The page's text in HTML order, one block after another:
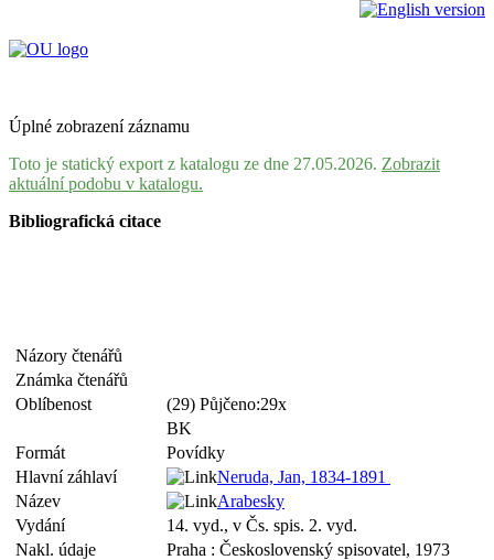
Úplné zobrazení záznamu
Toto je statický export z katalogu ze dne 27.05.2026. Zobrazit
aktuální podobu v katalogu.
Bibliografická citace
Názory čtenářů
Známka čtenářů
Oblíbenost
(29) Půjčeno:29x
BK
Formát
Povídky
Hlavní záhlaví
Neruda, Jan, 1834-1891
Název
Arabesky
Vydání
14. vyd., v Čs. spis. 2. vyd.
Nakl. údaje
Praha : Československý spisovatel, 1973